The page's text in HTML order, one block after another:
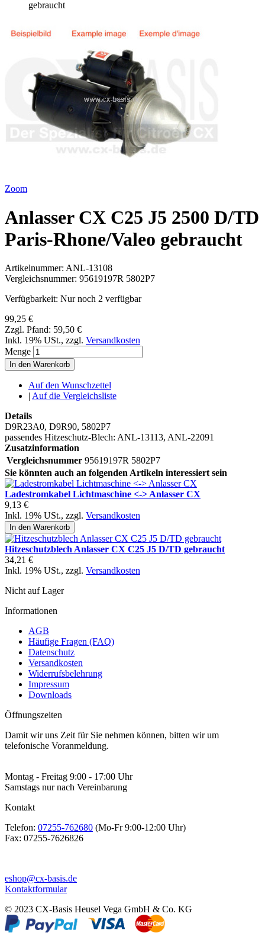
gebraucht
Zoom
Anlasser CX C25 J5 2500 D/TD
Paris-Rhone/Valeo gebraucht
Artikelnummer: ANL-13108
Vergleichsnummer: 95619197R 5802P7
Verfügbarkeit: Nur noch 2 verfügbar
99,25 €
Zzgl. Pfand: 59,50 €
Inkl. 19% USt., zzgl. Versandkosten
Menge
In den Warenkorb
Auf den Wunschzettel
| Auf die Vergleichsliste
Details
D9R23A0, D9R90, 5802P7
passendes Hitzeschutz-Blech: ANL-13113, ANL-22091
Zusatzinformation
Vergleichsnummer 95619197R 5802P7
Sie könnten auch an folgenden Artikeln interessiert sein
Ladestromkabel Lichtmaschine <-> Anlasser CX
9,13 €
Inkl. 19% USt., zzgl. Versandkosten
In den Warenkorb
Hitzeschutzblech Anlasser CX C25 J5 D/TD gebraucht
34,21 €
Inkl. 19% USt., zzgl. Versandkosten
Nicht auf Lager
Informationen
AGB
Häufige Fragen (FAQ)
Datenschutz
Versandkosten
Widerrufsbelehrung
Impressum
Downloads
Öffnungszeiten
Damit wir uns Zeit für Sie nehmen können, bitten wir um
telefonische Voranmeldung.
Montag - Freitag 9:00 - 17:00 Uhr
Samstags nur nach Vereinbarung
Kontakt
Telefon: 07255-762680 (Mo-Fr 9:00-12:00 Uhr)
Fax: 07255-7626826
eshop@cx-basis.de
Kontaktformular
© 2023 CX-Basis Heusel Vega GmbH & Co. KG